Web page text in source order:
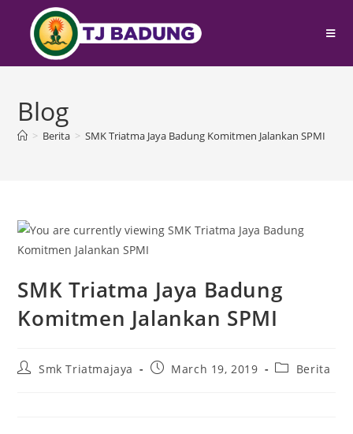
Blog
> Berita > SMK Triatma Jaya Badung Komitmen Jalankan SPMI
SMK Triatma Jaya Badung
Komitmen Jalankan SPMI
Smk Triatmajaya March 19, 2019 Berita